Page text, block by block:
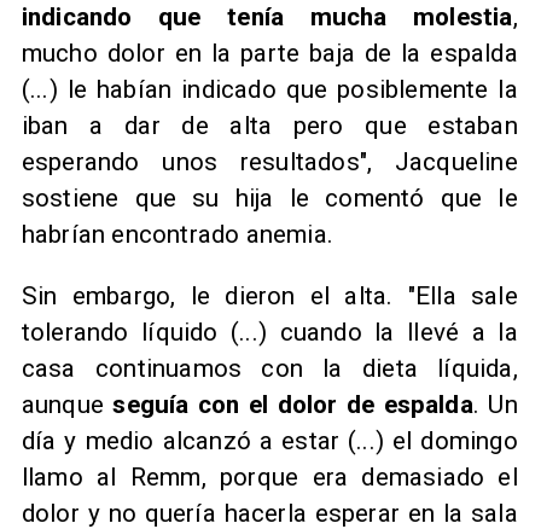
indicando que tenía mucha molestia,
mucho dolor en la parte baja de la espalda
(...) le habían indicado que posiblemente la
iban a dar de alta pero que estaban
esperando unos resultados", Jacqueline
sostiene que su hija le comentó que le
habrían encontrado anemia.
Sin embargo, le dieron el alta. "Ella sale
tolerando líquido (...) cuando la llevé a la
casa continuamos con la dieta líquida,
aunqueseguía con el dolor de espalda. Un
día y medio alcanzó a estar (...) el domingo
llamo al Remm, porque era demasiado el
dolor y no quería hacerla esperar en la sala